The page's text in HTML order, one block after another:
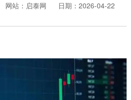
网站：启泰网
日期：2026-04-22